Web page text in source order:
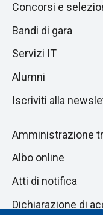
Concorsi e
Bandi di gara
Servizi IT
Alumni
Iscriviti alla
Amministrazione
Albo online
Atti di notifica
Dichiarazione di